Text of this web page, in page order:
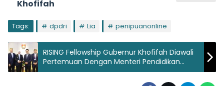
Khofifah
Tags: dpdri Lia penipuanonline
RISING Fellowship Gubernur Khofifah Diawali
Pertemuan Dengan Menteri Pendidikan
Singapura, Harap Kunjungannya Perkuat
Kerjasama Pendidikan Jatim – Singapura